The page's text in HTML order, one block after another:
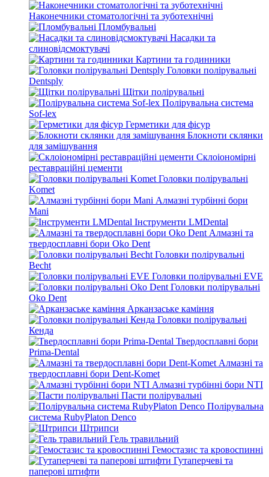
Наконечники стоматологічні та зуботехнічні
Пломбувальні
Насадки та
слиновідсмоктувачі
Картини та годинники
Головки полірувальні
Dentsply
Щітки полірувальні
Полірувальна система
Sof-lex
Герметики для фісур
Блокноти склянки
для замішування
Склоіономірні
реставраційні цементи
Головки полірувальні
Komet
Алмазні турбінні бори
Mani
Інструменти LMDental
Алмазні та
твердосплавні бори Oko Dent
Головки полірувальні
Becht
Головки полірувальні EVE
Головки полірувальні
Oko Dent
Арканзаське каміння
Головки полірувальні
Кенда
Твердосплавні бори
Prima-Dental
Алмазні та
твердосплавні бори Dent-Komet
Алмазні турбінні бори NTI
Пасти полірувальні
Полірувальна
система RubyPlaton Denco
Штрипси
Гель травильний
Гемостазис та кровоспинні
Гутаперчеві та
паперові штифти